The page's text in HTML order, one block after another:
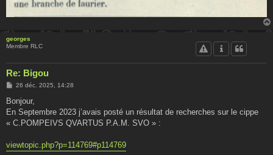
georges
Membre RLC
Re: Bigou
M
s
a
g
26 déc. 2025, 14:28
Bonjour,
En Septembre 2023 j’avais posté un résultat de recherches sur le cippe
« C.POMPEIVS QVARTUS P.A.M. SVO » :
viewtopic.php?p=114769#p114769